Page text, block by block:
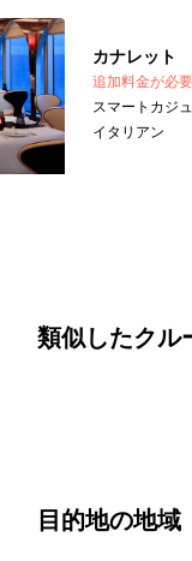
カナレット
追加料金が必要
スマートカジ
イタリアン
類似したクル
目的地の地域